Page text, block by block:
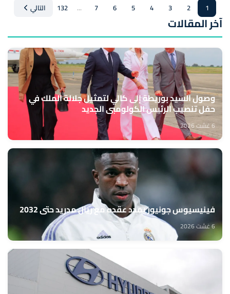
1
2
3
4
5
6
7
...
132 التالي
آخر المقالات
وصول السيد بوريطة إلى كالي لتمثيل جلالة الملك في
حفل تنصيب الرئيس الكولومبي الجديد
6 غشت 2026
فينيسيوس جونيور يمدد عقده مع ريال مدريد حتى 2032
6 غشت 2026